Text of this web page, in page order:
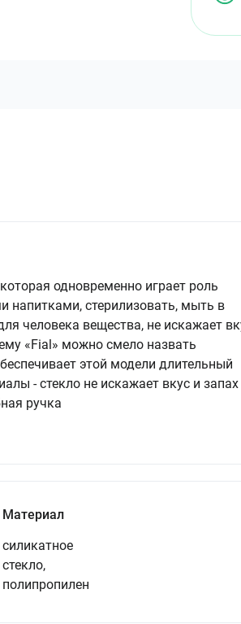
одновременно играет роль
напитками, стерилизовать, мыть в
человека вещества, не искажает
«Fial» можно смело назвать
этой модели длительный
- стекло не искажает вкус и запах
ручка
Материал
силикатное
стекло,
полипропилен